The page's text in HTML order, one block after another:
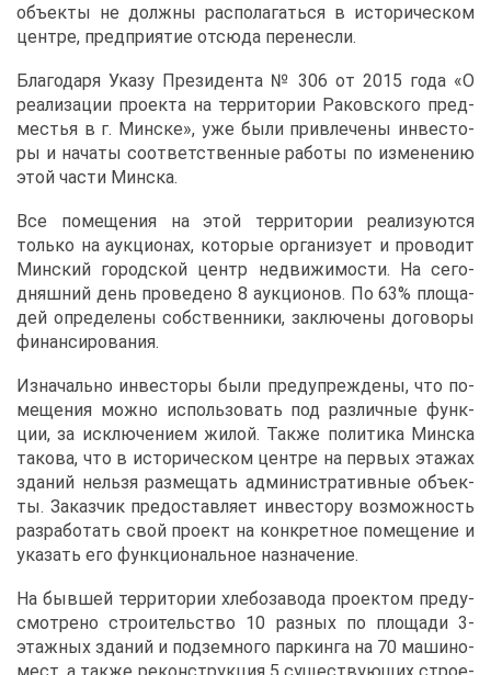
объ­ек­ты не долж­ны рас­по­ла­гать­ся в ис­то­ри­че­ском
цен­тре, пред­при­я­тие от­сю­да пе­ре­нес­ли.
Бла­го­да­ря Ука­зу Пре­зи­ден­та № 306 от 2015 го­да «О
ре­а­ли­за­ции про­ек­та на тер­ри­то­рии Ра­ков­ско­го пред­
ме­стья в г. Мин­ске», уже бы­ли при­вле­че­ны ин­ве­сто­
ры и на­ча­ты со­от­вет­ствен­ные ра­бо­ты по из­ме­не­нию
этой ча­сти Мин­ска.
Все по­ме­ще­ния на этой тер­ри­то­рии ре­а­ли­зу­ют­ся
толь­ко на аук­ци­о­нах, ко­то­рые ор­га­ни­зу­ет и про­во­дит
Мин­ский го­род­ской центр недви­жи­мо­сти. На се­го­
дняш­ний день про­ве­де­но 8 аук­ци­о­нов. По 63% пло­ща­
дей опре­де­ле­ны соб­ствен­ни­ки, за­клю­че­ны до­го­во­ры
фи­нан­си­ро­ва­ния.
Из­на­чаль­но ин­ве­сто­ры бы­ли пре­ду­пре­жде­ны, что по­
ме­ще­ния мож­но ис­поль­зо­вать под раз­лич­ные функ­
ции, за ис­клю­че­ни­ем жи­лой. Та­к­же по­ли­ти­ка Мин­ска
та­ко­ва, что в ис­то­ри­че­ском цен­тре на пер­вых эта­жах
зда­ний нель­зя раз­ме­щать ад­ми­ни­стра­тив­ные объ­ек­
ты. За­каз­чик предо­став­ля­ет ин­ве­сто­ру воз­мож­ность
раз­ра­бо­тать свой про­ект на кон­крет­ное по­ме­ще­ние и
ука­зать его функ­ци­о­наль­ное на­зна­че­ние.
На быв­шей тер­ри­то­рии хле­бо­за­во­да про­ек­том преду­
смот­ре­но стро­и­тель­ство 10 раз­ных по пло­ща­ди 3-
этаж­ных зда­ний и под­зем­но­го пар­кин­га на 70 ма­ши­но­